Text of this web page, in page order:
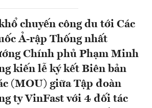
chuyến công du tới Các
Ả-rập Thống nhất
Chính phủ Phạm Minh
kiến lễ ký kết Biên bản
(MOU) giữa Tập đoàn
ty VinFast với 4 đối tác